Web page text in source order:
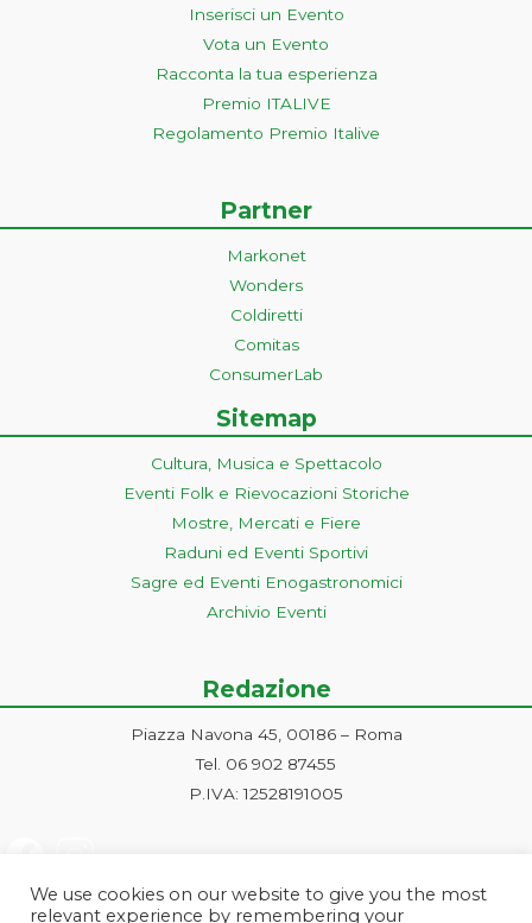
Inserisci un Evento
Vota un Evento
Racconta la tua esperienza
Premio ITALIVE
Regolamento Premio Italive
Partner
Markonet
Wonders
Coldiretti
Comitas
ConsumerLab
Sitemap
Cultura, Musica e Spettacolo
Eventi Folk e Rievocazioni Storiche
Mostre, Mercati e Fiere
Raduni ed Eventi Sportivi
Sagre ed Eventi Enogastronomici
Archivio Eventi
Redazione
Piazza Navona 45, 00186 – Roma
Tel. 06 902 87455
P.IVA: 12528191005
We use cookies on our website to give you the most
relevant experience by remembering your